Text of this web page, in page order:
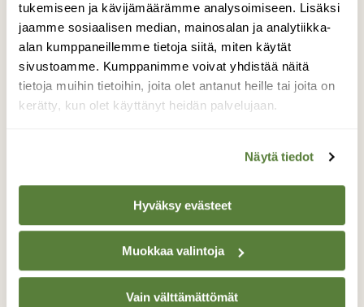
tukemiseen ja kävijämäärämme analysoimiseen. Lisäksi
jaamme sosiaalisen median, mainosalan ja analytiikka-
alan kumppaneillemme tietoja siitä, miten käytät
sivustoamme. Kumppanimme voivat yhdistää näitä
tietoja muihin tietoihin, joita olet antanut heille tai joita on
kerätty, kun olet käyttänyt heidän palvelujaan.
Näytä tiedot
Hyväksy evästeet
Muokkaa valintoja
Vain välttämättömät
Onpa tiukassa!
Räkättirastas haeskeli 19.5. pesätarpeita
takapihaltani.
Valokuvaaja: Pirkko Siukonen, Tornio, Tavitie
TAKAISIN LISTAAN